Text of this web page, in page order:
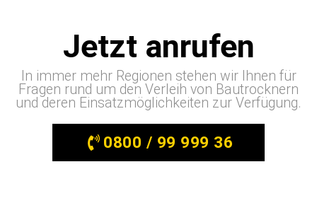
Jetzt anrufen
In immer mehr Regionen stehen wir Ihnen für
Fragen rund um den Verleih von Bautrocknern
und deren Einsatzmöglichkeiten zur Verfügung.
0800 / 99 999 36